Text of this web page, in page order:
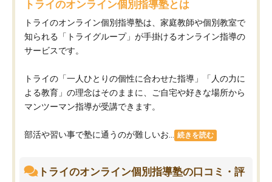
トライのオンライン個別指導塾とは
トライのオンライン個別指導塾は、家庭教師や個別教室で
知られる「トライグループ」が手掛けるオンライン指導の
サービスです。
トライの「一人ひとりの個性に合わせた指導」「人の力に
よる教育」の理念はそのままに、ご自宅や好きな場所から
マンツーマン指導が受講できます。
部活や習い事で塾に通うのが難しいお... 続きを読む
トライのオンライン個別指導塾の口コミ・評